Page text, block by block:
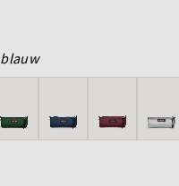
blauw